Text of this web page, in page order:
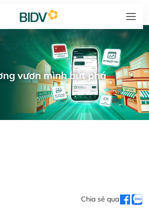
vươn mình bứt phá
Chia sẻ qua